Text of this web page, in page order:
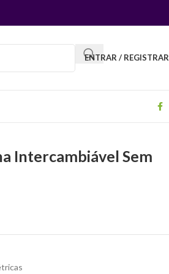
ENTRAR / REGISTRAR
Intercambiável Sem